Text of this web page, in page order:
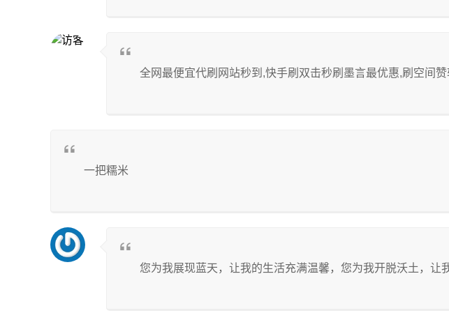
全网最便宜代刷网站秒到,快手刷双击秒刷墨言最优惠,刷空间
一把糯米
您为我展现蓝天，让我的生活充满温馨，您为我开脱沃土，让